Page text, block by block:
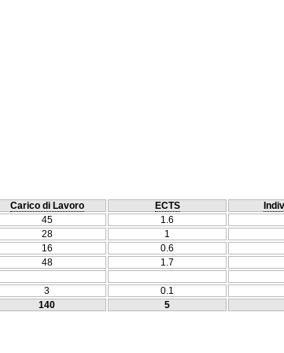
Carico di Lavoro ECTS
45 1.6
28 1
16 0.6
48 1.7
3 0.1
140 5